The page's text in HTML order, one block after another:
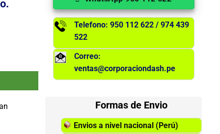
USB 3.0, Audio. cantidad
Telefono: 950 112 622 / 974 439
522
Correo:
ventas@corporaciondash.pe
Formas de Envio
Envios a nivel nacional (Perú)